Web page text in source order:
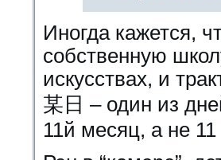
Иногда кажется,
собственную
искусствах, и
某日 – один из
11й месяц, а не